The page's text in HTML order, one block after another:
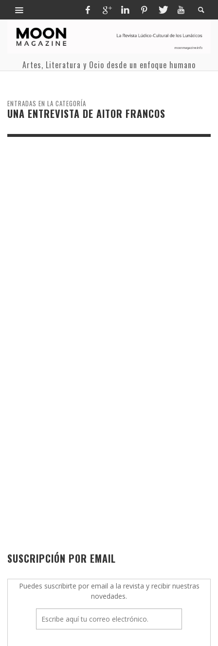
Artes, Literatura y Ocio desde un enfoque humano
ENTRADAS EN LA CATEGORÍA
UNA ENTREVISTA DE AITOR FRANCOS
SUSCRIPCIÓN POR EMAIL
Puedes suscribirte por email a la revista y recibir nuestras
novedades.